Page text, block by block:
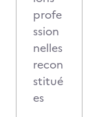
profe
ssion
nelles
recon
stitué
es